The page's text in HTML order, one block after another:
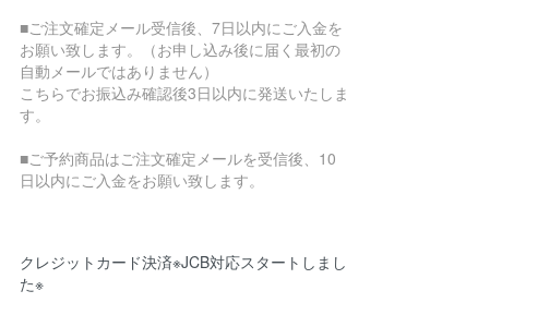
■ご注文確定メール受信後、7日以内にご入金を
お願い致します。（お申し込み後に届く最初の
自動メールではありません）
こちらでお振込み確認後3日以内に発送いたしま
す。
■ご予約商品はご注文確定メールを受信後、10
日以内にご入金をお願い致します。
クレジットカード決済※JCB対応スタートしまし
た※